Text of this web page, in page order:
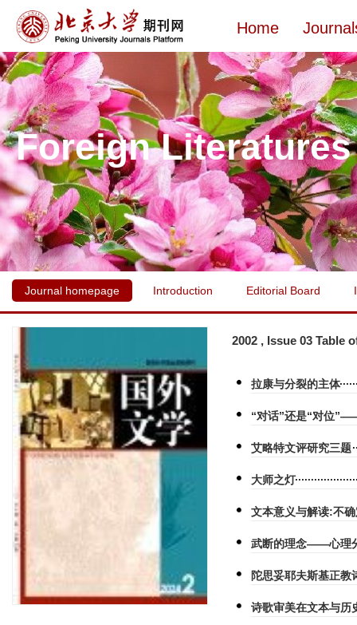
Home
Foreign Literatures
Journal homepage Introduction Editorial Board
2002 , Issue 03 Table
拉康与分裂的主体
“对话”还是“对位
艾略特文评研究三题
大师之灯
文本意义与解读:不
武断的理念——心理
陀思妥耶夫斯基正教
诗歌审美在文本与